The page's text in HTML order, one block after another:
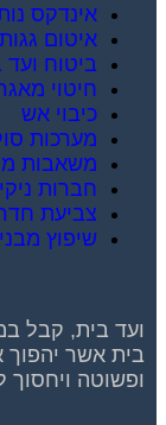
אינדקס
איטום גגות
ביטוח ועד
חיטוי
כיבוי אש
מערכות
משאבות
חברות
צביעת
שיפוץ
ועד בית, קבל
בית אשר יהפוך
ופשוטה ויחסוך